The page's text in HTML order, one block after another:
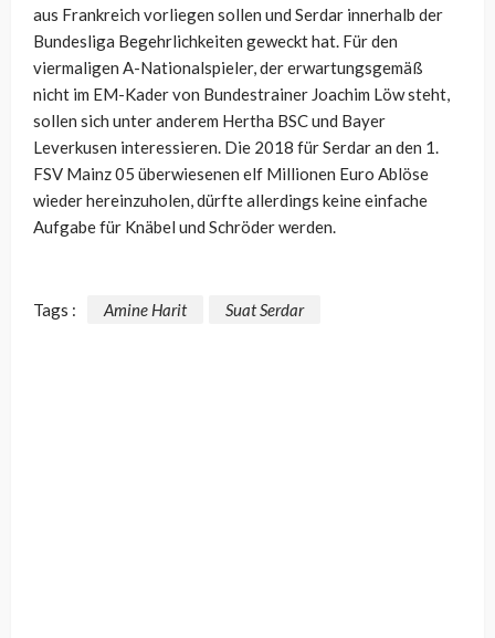
aus Frankreich vorliegen sollen und Serdar innerhalb der
Bundesliga Begehrlichkeiten geweckt hat. Für den
viermaligen A-Nationalspieler, der erwartungsgemäß
nicht im EM-Kader von Bundestrainer Joachim Löw steht,
sollen sich unter anderem Hertha BSC und Bayer
Leverkusen interessieren. Die 2018 für Serdar an den 1.
FSV Mainz 05 überwiesenen elf Millionen Euro Ablöse
wieder hereinzuholen, dürfte allerdings keine einfache
Aufgabe für Knäbel und Schröder werden.
Tags : Amine Harit Suat Serdar